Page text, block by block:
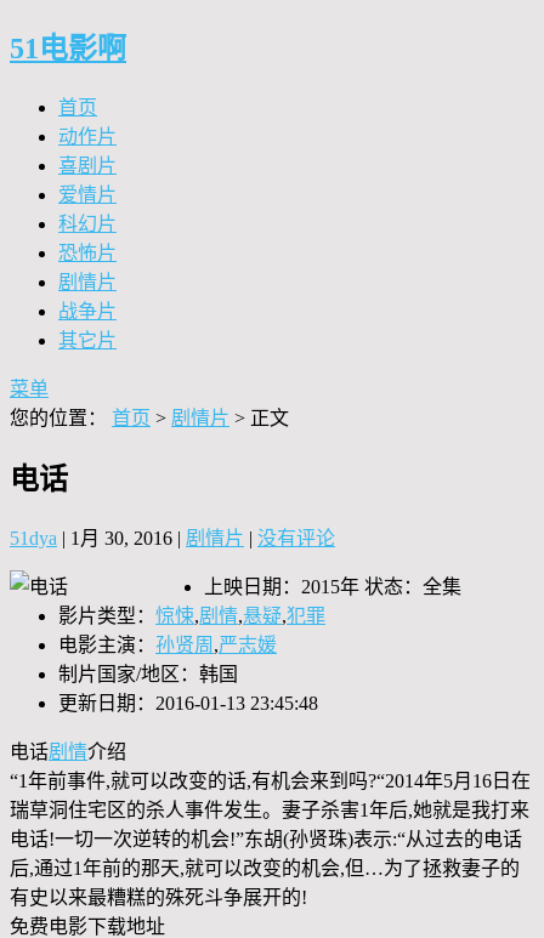
51电影啊
首页
动作片
喜剧片
爱情片
科幻片
恐怖片
剧情片
战争片
其它片
菜单
您的位置： 首页 > 剧情片 > 正文
电话
51dya | 1月 30, 2016 | 剧情片 | 没有评论
上映日期：2015年 状态：全集
影片类型： 惊悚,剧情,悬疑,犯罪
电影主演： 孙贤周 ,严志媛
制片国家/地区：韩国
更新日期：2016-01-13 23:45:48
电话剧情介绍
“1年前事件,就可以改变的话,有机会来到吗?“2014年5月16日在
瑞草洞住宅区的杀人事件发生。妻子杀害1年后,她就是我打来
电话!一切一次逆转的机会!”东胡(孙贤珠)表示:“从过去的电话
后,通过1年前的那天,就可以改变的机会,但…为了拯救妻子的
有史以来最糟糕的殊死斗争展开的!
免费电影下载地址